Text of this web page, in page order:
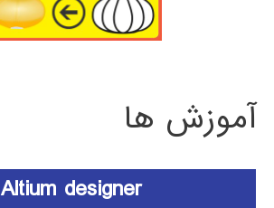
آموزش ها
Altium designer